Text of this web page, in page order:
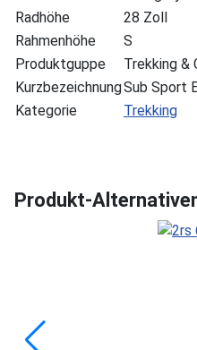
Radhöhe
28 Zoll
Rahmenhöhe
S
Produktguppe
Trekking &
KurzbezeichnungSub Sport
Kategorie
Trekking
Produkt-